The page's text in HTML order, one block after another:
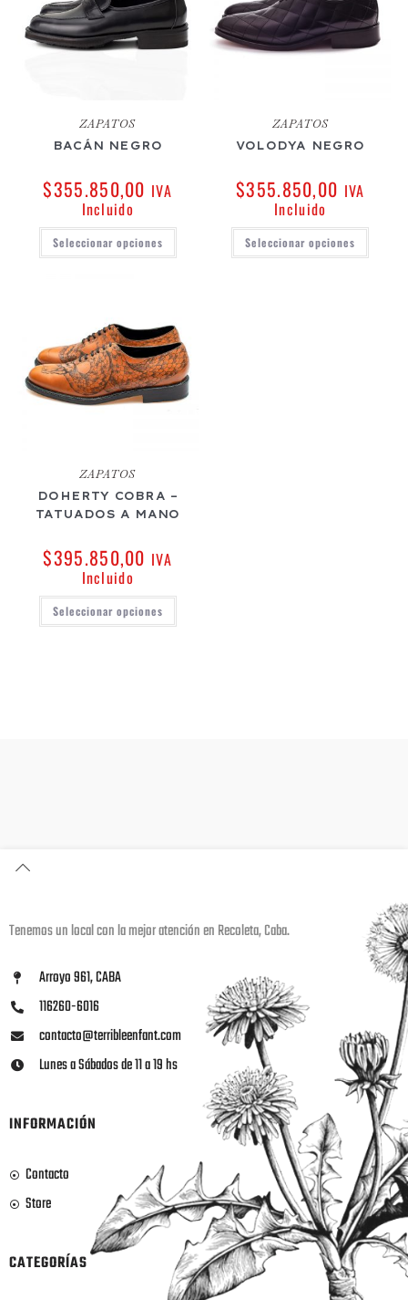
ZAPATOS
BACÁN NEGRO
$355.850,00 IVA
Incluido
Seleccionar opciones
ZAPATOS
VOLODYA NEGRO
$355.850,00 IVA
Incluido
Seleccionar opciones
ZAPATOS
DOHERTY COBRA –
TATUADOS A MANO
$395.850,00 IVA
Incluido
Seleccionar opciones
Tenemos un local con la mejor atención en Recoleta, Caba.
Arroyo 961, CABA
116260-6016
contacto@terribleenfant.com
Lunes a Sábados de 11 a 19 hs
INFORMACIÓN
Contacto
Store
CATEGORÍAS